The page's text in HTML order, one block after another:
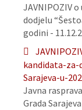
JAVNIPOZIV
dodjelu
godini -
kandidata-za-
Sarajeva-u-
Javna
Grada